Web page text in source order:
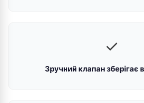
✓
Зручний клапан зберігає